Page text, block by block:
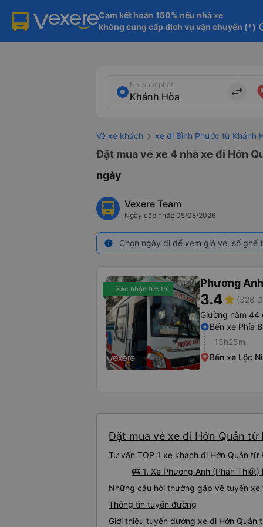
Cam kết hoàn 150% nếu nhà xe
không cung cấp dịch vụ vận chuyển (*)
Nơi xuất phát
import_export
Vé xe khách xe đi Bình Phước từ Khánh
Đặt mua vé xe 4 nhà xe đi Hớn
ngày
Vexere Team
Ngày cập nhật: 05/08/2026
info Chọn ngày đi để xem giá vé, số
Xác nhận tức thì Phương
3.4star (328
Giường nằm 44
Bến xe Phía
15h25m
Bến xe Lộc
Đặt mua vé xe đi Hớn Quản từ
Tư vấn TOP 1 xe khách đi Hớn Quản
🚌 1. Xe Phương Anh (Phan
Những câu hỏi thường gặp về tuyến xe
Thông tin tuyến đường
Giới thiệu tuyến đường xe đi Hớn Quản